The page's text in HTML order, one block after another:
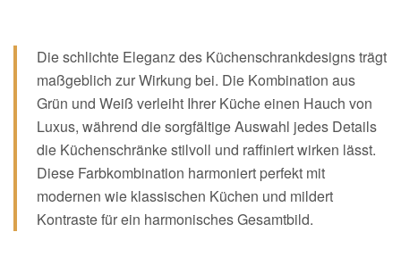
Die schlichte Eleganz des Küchenschrankdesigns trägt
maßgeblich zur Wirkung bei. Die Kombination aus
Grün und Weiß verleiht Ihrer Küche einen Hauch von
Luxus, während die sorgfältige Auswahl jedes Details
die Küchenschränke stilvoll und raffiniert wirken lässt.
Diese Farbkombination harmoniert perfekt mit
modernen wie klassischen Küchen und mildert
Kontraste für ein harmonisches Gesamtbild.